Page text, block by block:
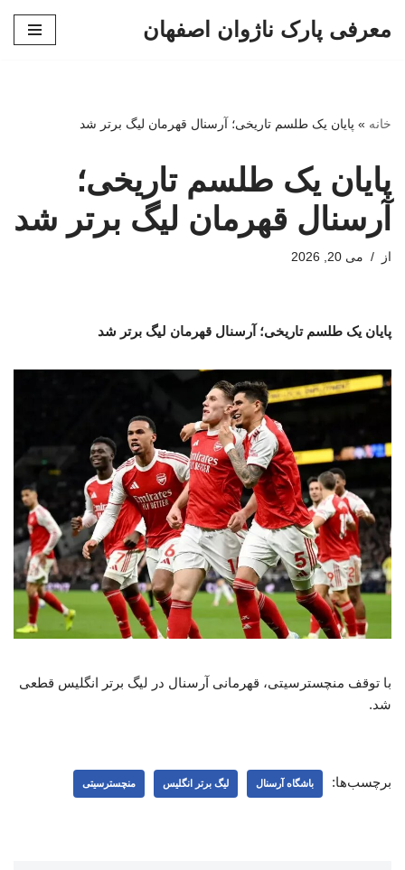
معرفی پارک ناژوان اصفهان
خانه » پایان یک طلسم تاریخی؛ آرسنال قهرمان لیگ برتر شد
پایان یک طلسم تاریخی؛
آرسنال قهرمان لیگ برتر شد
از می 20, 2026
پایان یک طلسم تاریخی؛ آرسنال قهرمان لیگ برتر شد
با توقف منچسترسیتی، قهرمانی آرسنال در لیگ برتر انگلیس قطعی
شد.
برچسب‌ها: باشگاه آرسنال لیگ برتر انگلیس منچسترسیتی